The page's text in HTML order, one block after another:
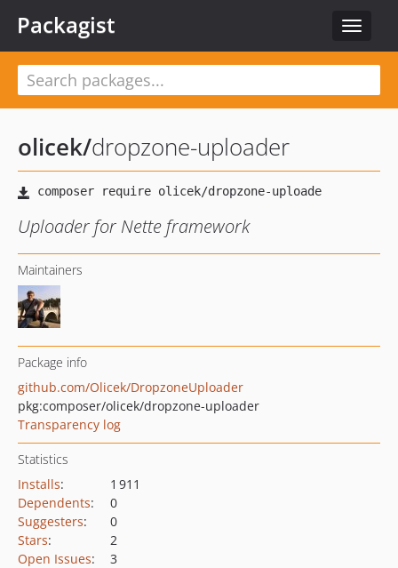
Toggle
Packagist
olicek/dropzone-uploader
Uploader for Nette framework
Maintainers
Package info
github.com/Olicek/DropzoneUploader
pkg:composer/olicek/dropzone-uploader
Transparency log
Statistics
Installs:
1 911
Dependents:
0
Suggesters:
0
Stars:
2
Open Issues: 3